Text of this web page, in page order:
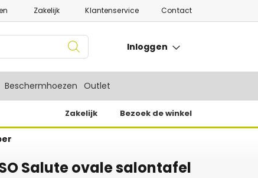
Zakelijk Klantenservice Contact
Inloggen
Beschermhoezen Outlet
Zakelijk Bezoek de winkel
Salute ovale salontafel